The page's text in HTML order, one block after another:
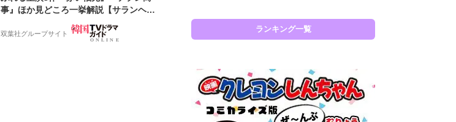
事』ほか見どころ一挙解説【サランヘジ
双葉社グループサイト
ランキング一覧